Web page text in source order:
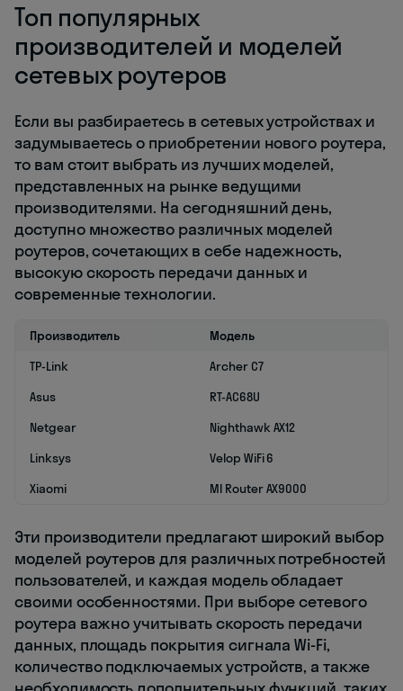
Топ популярных
производителей и моделей
сетевых роутеров
Если вы разбираетесь в сетевых устройствах и
задумываетесь о приобретении нового роутера,
то вам стоит выбрать из лучших моделей,
представленных на рынке ведущими
производителями. На сегодняшний день,
доступно множество различных моделей
роутеров, сочетающих в себе надежность,
высокую скорость передачи данных и
современные технологии.
Производитель
Модель
TP-Link
Archer C7
Asus
RT-AC68U
Netgear
Nighthawk AX12
Linksys
Velop WiFi 6
Xiaomi
MI Router AX9000
Эти производители предлагают широкий выбор
моделей роутеров для различных потребностей
пользователей, и каждая модель обладает
своими особенностями. При выборе сетевого
роутера важно учитывать скорость передачи
данных, площадь покрытия сигнала Wi-Fi,
количество подключаемых устройств, а также